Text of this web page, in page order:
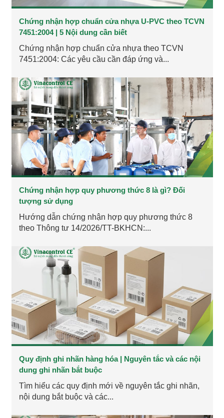
Chứng nhận hợp chuẩn cửa nhựa U-PVC theo TCVN
7451:2004 | 5 Nội dung cần biết
Chứng nhận hợp chuẩn cửa nhựa theo TCVN
7451:2004: Các yêu cầu cần đáp ứng và...
Chứng nhận hợp quy phương thức 8 là gì? Đối
tượng sử dụng
Hướng dẫn chứng nhận hợp quy phương thức 8
theo Thông tư 14/2026/TT-BKHCN:...
Quy định ghi nhãn hàng hóa | Nguyên tắc và các nội
dung ghi nhãn bắt buộc
Tìm hiểu các quy định mới về nguyên tắc ghi nhãn,
nội dung bắt buộc và các...